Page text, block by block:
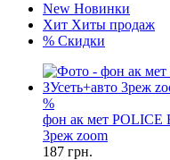
New Новинки
Хит Хиты продаж
% Скидки
%
фон ак мет POLICE
3реж zoom
187 грн.